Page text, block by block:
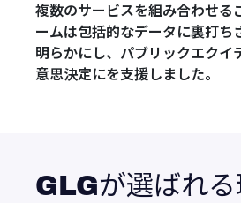
複数のサービスを組み合わせる
ームは包括的なデータに裏打ち
明らかにし、パブリックエクイ
意思決定にを支援しました。
GLGが選ばれる